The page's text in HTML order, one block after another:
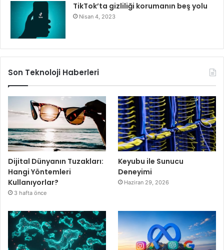
TikTok’ta gizliliği korumanın beş yolu
Nisan 4, 2023
Son Teknoloji Haberleri
Dijital Dünyanın Tuzakları:
Hangi Yöntemleri
Kullanıyorlar?
3 hafta önce
Keyubu ile Sunucu
Deneyimi
Haziran 29, 2026